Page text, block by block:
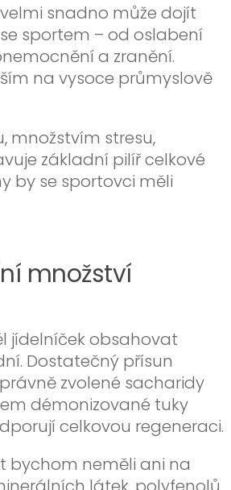
snadno může dojít
sportem – od oslabení
a zranění.
na vysoce průmyslově
množstvím stresu,
základní pilíř celkové
by se sportovci měli
množství
jídelníček obsahovat
Dostatečný přísun
zvolené sacharidy
démonizované tuky
celkovou regeneraci.
bychom neměli ani na